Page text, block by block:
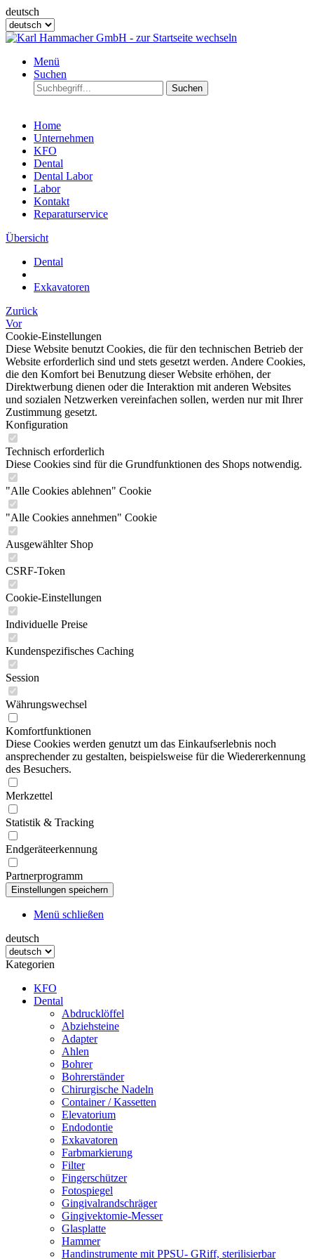
deutsch
Menü
Suchen
Suchen
Home
Unternehmen
KFO
Dental
Dental Labor
Labor
Kontakt
Reparaturservice
Übersicht
Dental
Exkavatoren
Zurück
Vor
Cookie-Einstellungen
Diese Website benutzt Cookies, die für den technischen Betrieb der
Website erforderlich sind und stets gesetzt werden. Andere Cookies,
die den Komfort bei Benutzung dieser Website erhöhen, der
Direktwerbung dienen oder die Interaktion mit anderen Websites
und sozialen Netzwerken vereinfachen sollen, werden nur mit Ihrer
Zustimmung gesetzt.
Konfiguration
Technisch erforderlich
Diese Cookies sind für die Grundfunktionen des Shops notwendig.
"Alle Cookies ablehnen" Cookie
"Alle Cookies annehmen" Cookie
Ausgewählter Shop
CSRF-Token
Cookie-Einstellungen
Individuelle Preise
Kundenspezifisches Caching
Session
Währungswechsel
Komfortfunktionen
Diese Cookies werden genutzt um das Einkaufserlebnis noch
ansprechender zu gestalten, beispielsweise für die Wiedererkennung
des Besuchers.
Merkzettel
Statistik & Tracking
Endgeräteerkennung
Partnerprogramm
Menü schließen
deutsch
Kategorien
KFO
Dental
Abdrucklöffel
Abziehsteine
Adapter
Ahlen
Bohrer
Bohrerständer
Chirurgische Nadeln
Container / Kassetten
Elevatorium
Endodontie
Exkavatoren
Farbmarkierung
Filter
Fingerschützer
Fotospiegel
Gingivalrandschräger
Gingivektomie-Messer
Glasplatte
Hammer
Handinstrumente mit PPSU- GRiff, sterilisierbar